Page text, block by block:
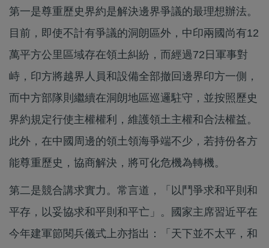
第一是尊重歷史界約是解決邊界爭議的最理想辦法。
目前，即使不計有爭議的洞朗區外，中印兩國尚有12
萬平方公里區域存在領土糾紛，而經過72日軍事對
峙，印方將越界人員和設備全部撤回邊界印方一側，
而中方部隊則繼續在洞朗地區巡邏駐守，並按照歷史
界約規定行使主權權利，維護領土主權和合法權益。
此外，在中國周邊的領土領海爭端不少，若持份各方
能尊重歷史，協商解決，將可化危機為轉機。
第二是競合講求實力。常言道，「以鬥爭求和平則和
平存，以妥協求和平則和平亡」。國家主席習近平在
今年建軍節閱兵儀式上亦指出：「天下並不太平，和